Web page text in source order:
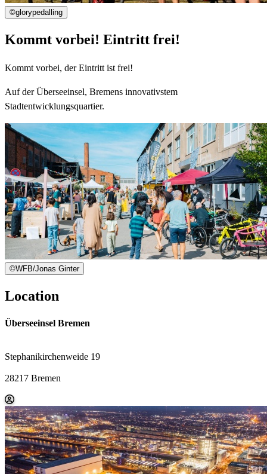
©glorypedalling
Kommt vorbei! Eintritt frei!
Kommt vorbei, der Eintritt ist frei!
Auf der Überseeinsel, Bremens innovativstem
Stadtentwicklungsquartier.
©WFB/Jonas Ginter
Location
Überseeinsel Bremen
Stephanikirchenweide 19
28217 Bremen